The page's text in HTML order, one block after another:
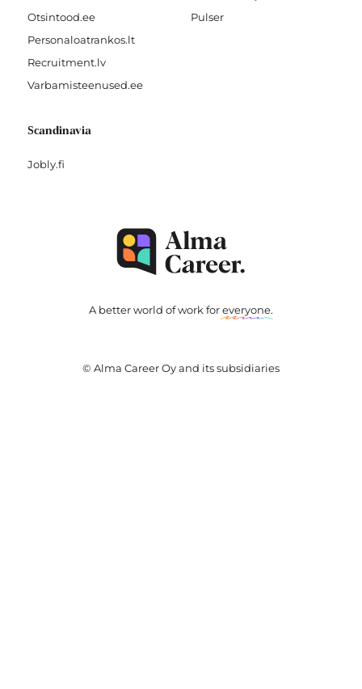
Otsintood.ee
Personaloatrankos.lt
Recruitment.lv
Varbamisteenused.ee
Pulser
Scandinavia
Jobly.fi
A better world of work foreveryone.
© Alma Career Oy and its subsidiaries